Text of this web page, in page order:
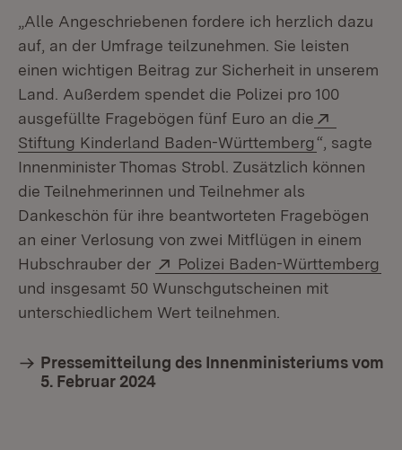
„Alle Angeschriebenen fordere ich herzlich dazu
auf, an der Umfrage teilzunehmen. Sie leisten
einen wichtigen Beitrag zur Sicherheit in unserem
Land. Außerdem spendet die Polizei pro 100
ausgefüllte Fragebögen fünf Euro an die
Stiftung Kinderland Baden-Württemberg(Öffnet in
“, sagte
Innenminister Thomas Strobl. Zusätzlich können
die Teilnehmerinnen und Teilnehmer als
Dankeschön für ihre beantworteten Fragebögen
an einer Verlosung von zwei Mitflügen in einem
Hubschrauber der
Extern:
Polizei Baden-Württemberg
und insgesamt 50 Wunschgutscheinen mit
unterschiedlichem Wert teilnehmen.
Pressemitteilung des Innenministeriums vom
5. Februar 2024